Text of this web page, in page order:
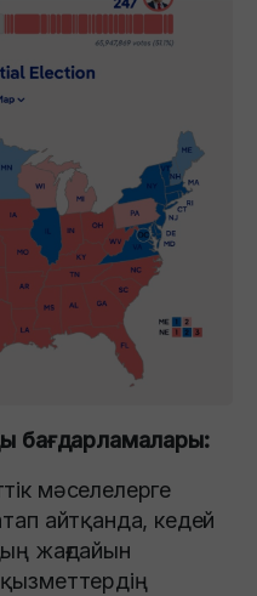
бағдарламалары:
мәселелерге
айтқанда, кедей
жағдайын